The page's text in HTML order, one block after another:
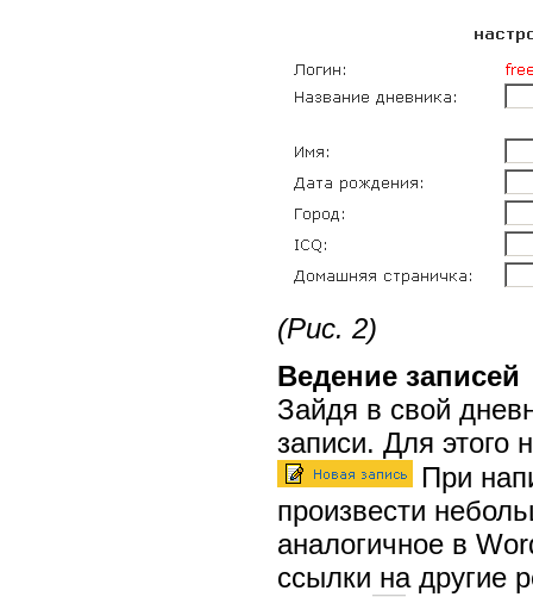
(Рис. 2)
Ведение записей
Зайдя в свой
записи. Для этого
При
произвести
аналогичное в
ссылки на другие